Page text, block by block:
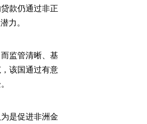
款仍通过非正
力。
监管清晰、基
该国通过有意
是促进非洲金